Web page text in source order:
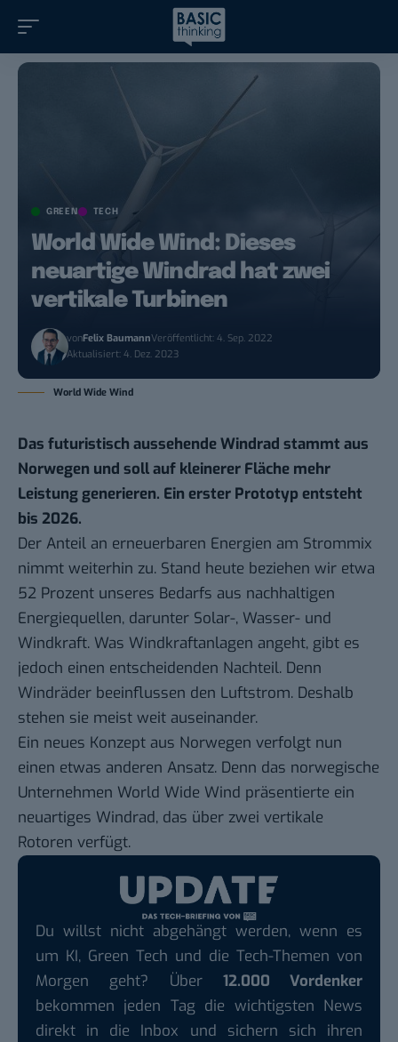
GREEN TECH
World Wide Wind: Dieses
neuartige Windrad hat zwei
vertikale Turbinen
vonFelix BaumannVeröffentlicht: 4. Sep. 2022
Aktualisiert: 4. Dez. 2023
World Wide Wind
Das futuristisch aussehende Windrad stammt aus
Norwegen und soll auf kleinerer Fläche mehr
Leistung generieren. Ein erster Prototyp entsteht
bis 2026.
Der Anteil an erneuerbaren Energien am Strommix
nimmt weiterhin zu. Stand heute beziehen wir etwa
52 Prozent unseres Bedarfs aus nachhaltigen
Energiequellen, darunter Solar-, Wasser- und
Windkraft. Was Windkraftanlagen angeht, gibt es
jedoch einen entscheidenden Nachteil. Denn
Windräder beeinflussen den Luftstrom. Deshalb
stehen sie meist weit auseinander.
Ein neues Konzept aus Norwegen verfolgt nun
einen etwas anderen Ansatz. Denn das norwegische
Unternehmen World Wide Wind präsentierte ein
neuartiges Windrad, das über zwei vertikale
Rotoren verfügt.
Du willst nicht abgehängt werden, wenn es
um KI, Green Tech und die Tech-Themen von
Morgen geht? Über 12.000 Vordenker
bekommen jeden Tag die wichtigsten News
direkt in die Inbox und sichern sich ihren